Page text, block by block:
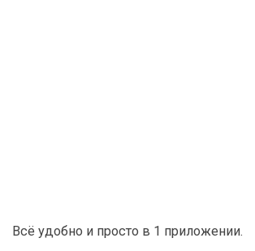
Всё удобно и просто в 1 приложении.